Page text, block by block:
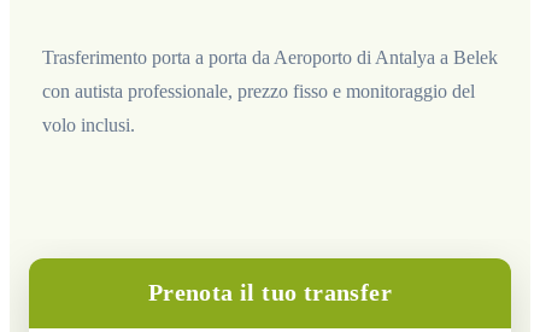
Trasferimento porta a porta da Aeroporto di Antalya a Belek
con autista professionale, prezzo fisso e monitoraggio del
volo inclusi.
Prenota il tuo transfer